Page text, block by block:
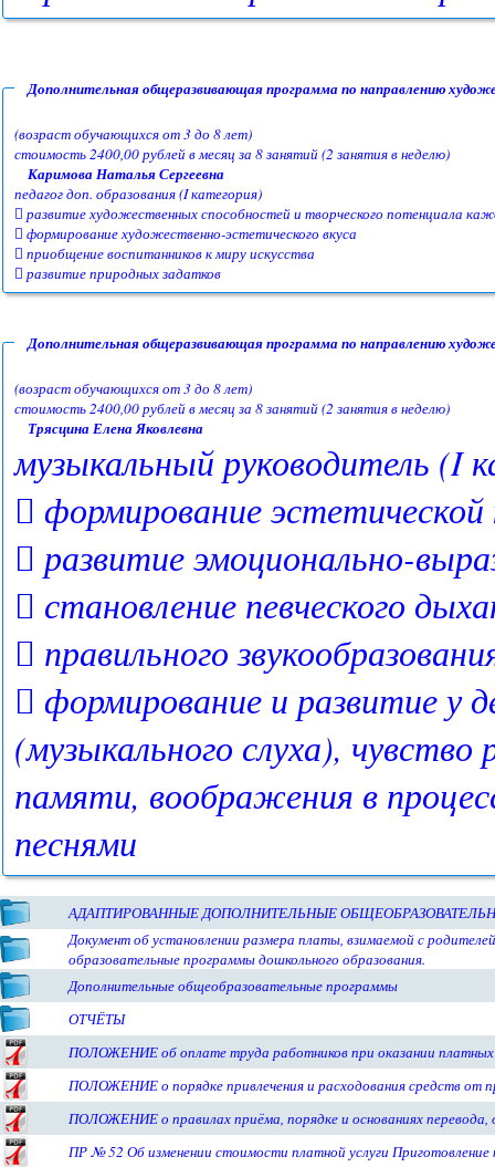
Дополнительная общеразвивающая программа по направлению
(возраст обучающихся от 3 до 8 лет)
стоимость 2400,00 рублей в месяц за 8 занятий (2 занятия в неделю)
Каримова Наталья Сергеевна
педагог доп. образования (I категория)
 развитие художественных способностей и творческого потенциала
 формирование художественно-эстетического вкуса
 приобщение воспитанников к миру искусства
 развитие природных задатков
Дополнительная общеразвивающая программа по направлению
(возраст обучающихся от 3 до 8 лет)
стоимость 2400,00 рублей в месяц за 8 занятий (2 занятия в неделю)
Трясцина Елена Яковлевна
музыкальный руководитель (I
 формирование
 развитие эмоционально-
 становление певческого
 правильного
 формирование и развитие у
(музыкального слуха),
памяти, воображения в процессе
песнями
АДАПТИРОВАННЫЕ ДОПОЛНИТЕЛЬНЫЕ
Документ об установлении размера платы, взимаемой с
образовательные программы дошкольного образования.
Дополнительные общеобразовательные программы
ОТЧЁТЫ
ПОЛОЖЕНИЕ об оплате труда работников при оказании платных
ПОЛОЖЕНИЕ о порядке привлечения и расходования средств от
ПОЛОЖЕНИЕ о правилах приёма, порядке и основаниях
ПР № 52 Об изменении стоимости платной услуги Приготовление